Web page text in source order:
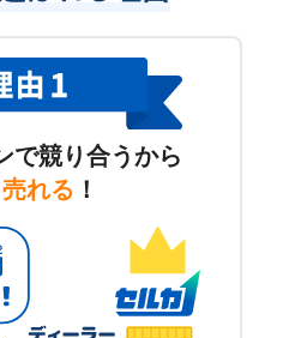
で競り合うから
れる ！